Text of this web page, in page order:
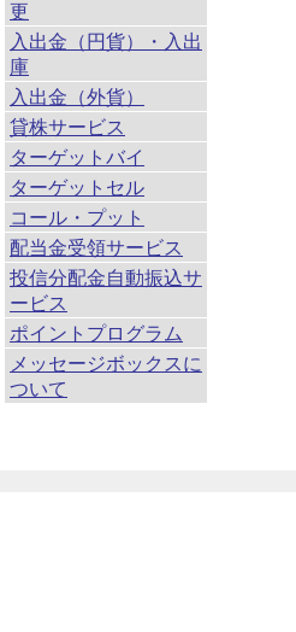
更
入出金（円貨）・入出
庫
入出金（外貨）
貸株サービス
ターゲットバイ
ターゲットセル
コール・プット
配当金受領サービス
投信分配金自動振込サ
ービス
ポイントプログラム
メッセージボックスに
ついて